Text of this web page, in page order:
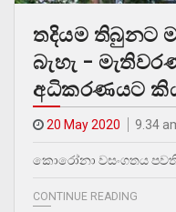
තදියම තිබුනට
බැහැ –
අධිකරණයට
20 May 2020 9.34
කොරෝනා වසංගතය
CONTINUE READING